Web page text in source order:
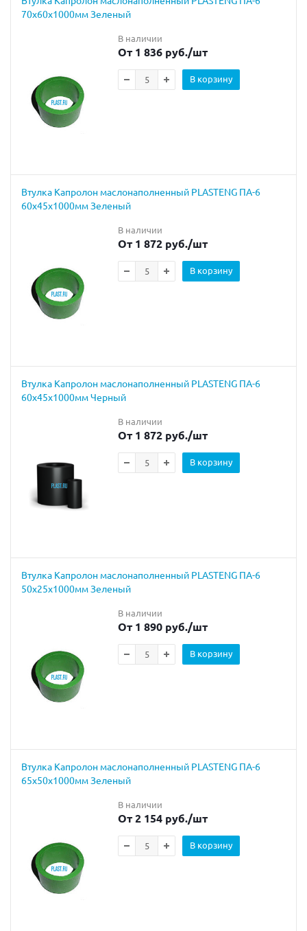
70х60х1000мм Зеленый
В наличии
От 1 836 руб./шт
В корзину
Втулка Капролон маслонаполненный PLASTENG ПА-6
60х45х1000мм Зеленый
В наличии
От 1 872 руб./шт
В корзину
Втулка Капролон маслонаполненный PLASTENG ПА-6
60х45х1000мм Черный
В наличии
От 1 872 руб./шт
В корзину
Втулка Капролон маслонаполненный PLASTENG ПА-6
50х25х1000мм Зеленый
В наличии
От 1 890 руб./шт
В корзину
Втулка Капролон маслонаполненный PLASTENG ПА-6
65х50х1000мм Зеленый
В наличии
От 2 154 руб./шт
В корзину